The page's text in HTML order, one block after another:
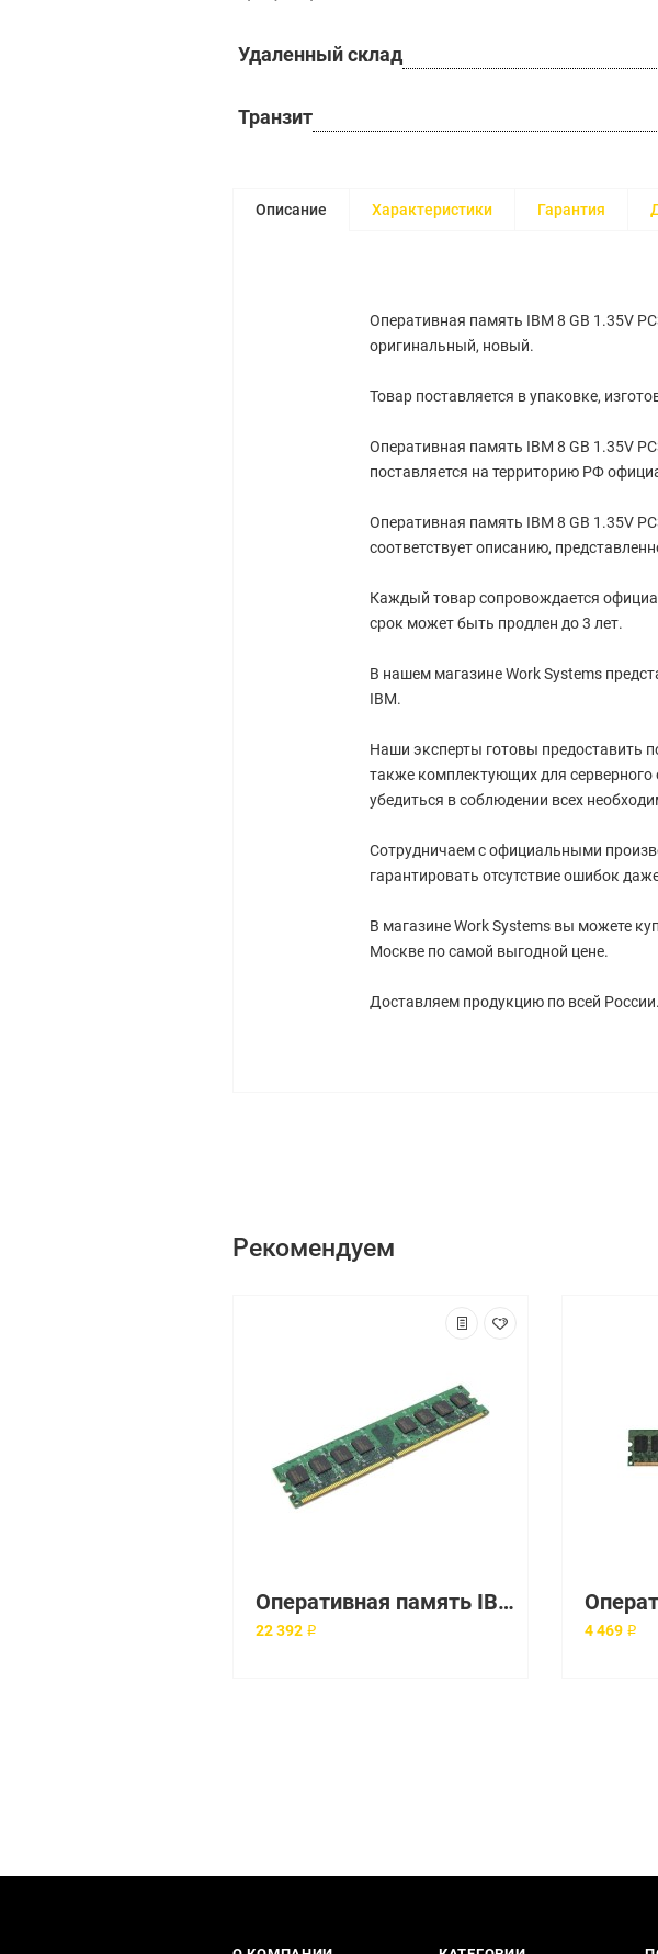
Удаленный склад
Транзит
Описание Характеристики Гарантия
Оперативная память IBM 8 GB 1.35V
оригинальный, новый.
Товар поставляется в упаковке,
Оперативная память IBM 8 GB 1.35V
поставляется на территорию РФ
Оперативная память IBM 8 GB 1.35V
соответствует описанию,
Каждый товар сопровождается
срок может быть продлен до 3 лет.
В нашем магазине Work Systems
IBM.
Наши эксперты готовы предоставить
также комплектующих для
убедиться в соблюдении всех
Сотрудничаем с официальными
гарантировать отсутствие ошибок
В магазине Work Systems вы можете
Москве по самой выгодной цене.
Доставляем продукцию по всей России.
Рекомендуем
Оперативная память IBM 4Gb REG ECC Dual Rank Low Voltage LP PC3L-10600R-9 RAM DDRIII-1333 [49y3777]
22 392 ₽ 4 469 ₽